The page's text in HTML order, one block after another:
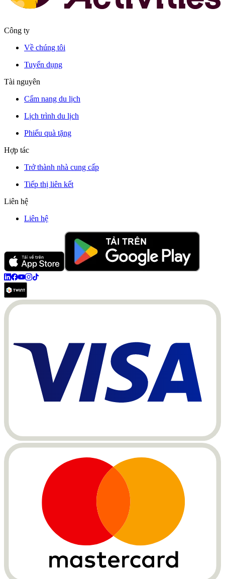
Công ty
Về chúng tôi
Tuyển dụng
Tài nguyên
Cẩm nang du lịch
Lịch trình du lịch
Phiếu quà tặng
Hợp tác
Trở thành nhà cung cấp
Tiếp thị liên kết
Liên hệ
Liên hệ